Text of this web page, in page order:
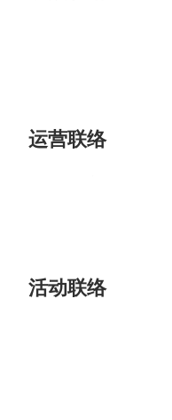
运营联络
活动联络